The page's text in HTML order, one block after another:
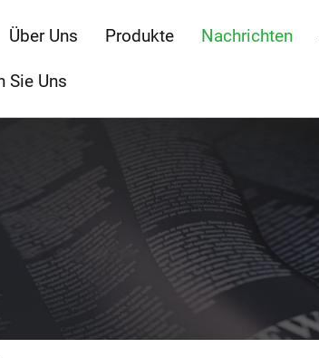
Über Uns Produkte Nachrichten
Sie Uns